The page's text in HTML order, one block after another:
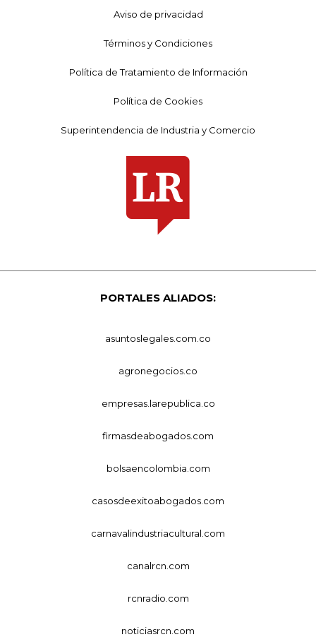
Aviso de privacidad
Términos y Condiciones
Política de Tratamiento de Información
Política de Cookies
Superintendencia de Industria y Comercio
PORTALES ALIADOS:
asuntoslegales.com.co
agronegocios.co
empresas.larepublica.co
firmasdeabogados.com
bolsaencolombia.com
casosdeexitoabogados.com
carnavalindustriacultural.com
canalrcn.com
rcnradio.com
noticiasrcn.com